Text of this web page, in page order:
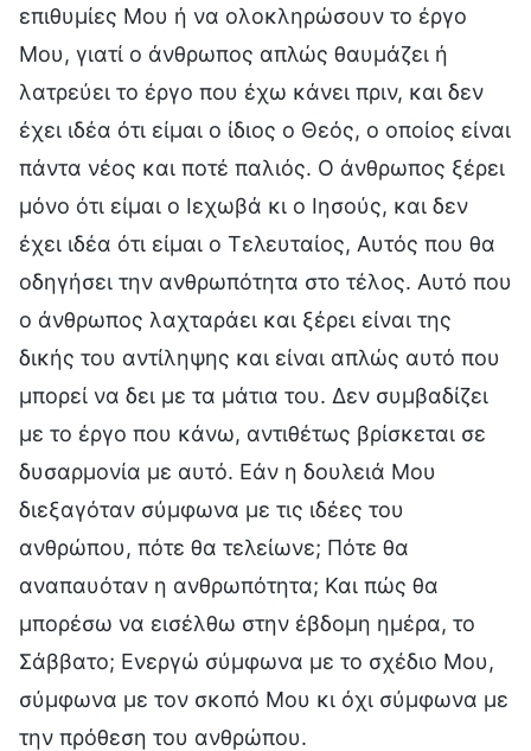
επιθυμίες Μου ή να ολοκληρώσουν το έργο
Μου, γιατί ο άνθρωπος απλώς θαυμάζει ή
λατρεύει το έργο που έχω κάνει πριν, και δεν
έχει ιδέα ότι είμαι ο ίδιος ο Θεός, ο οποίος είναι
πάντα νέος και ποτέ παλιός. Ο άνθρωπος ξέρει
μόνο ότι είμαι ο Ιεχωβά κι ο Ιησούς, και δεν
έχει ιδέα ότι είμαι ο Τελευταίος, Αυτός που θα
οδηγήσει την ανθρωπότητα στο τέλος. Αυτό που
ο άνθρωπος λαχταράει και ξέρει είναι της
δικής του αντίληψης και είναι απλώς αυτό που
μπορεί να δει με τα μάτια του. Δεν συμβαδίζει
με το έργο που κάνω, αντιθέτως βρίσκεται σε
δυσαρμονία με αυτό. Εάν η δουλειά Μου
διεξαγόταν σύμφωνα με τις ιδέες του
ανθρώπου, πότε θα τελείωνε; Πότε θα
αναπαυόταν η ανθρωπότητα; Και πώς θα
μπορέσω να εισέλθω στην έβδομη ημέρα, το
Σάββατο; Ενεργώ σύμφωνα με το σχέδιο Μου,
σύμφωνα με τον σκοπό Μου κι όχι σύμφωνα με
την πρόθεση του ανθρώπου.